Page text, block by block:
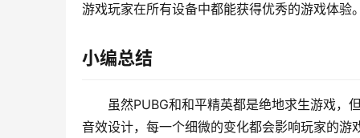
游戏玩家在所有设备中都能获得优秀的游戏体验
小编总结
虽然PUBG和和平精英都是绝地求生游戏，
音效设计，每一个细微的变化都会影响玩家的